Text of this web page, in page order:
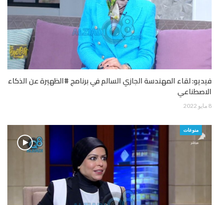
فيديو: لقاء المهندسة الجازي السالم في برنامج #الظهيرة عن الذكاء
الاصطناعي
8 مايو 2022
منوعات